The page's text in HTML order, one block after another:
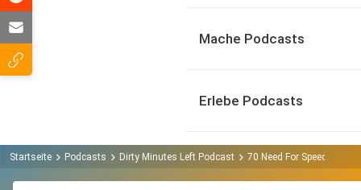
Mache Podcasts
Erlebe Podcasts
Startseite Podcasts Dirty Minutes Left Podcast 70 Need For Speed bump